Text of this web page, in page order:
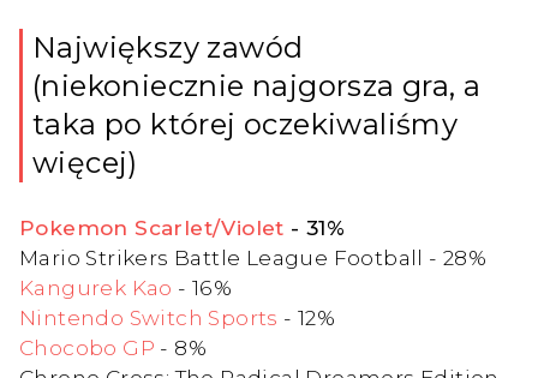
Największy zawód
(niekoniecznie najgorsza gra, a
taka po której oczekiwaliśmy
więcej)
Pokemon Scarlet/Violet - 31%
Mario Strikers Battle League Football - 28%
Kangurek Kao - 16%
Nintendo Switch Sports - 12%
Chocobo GP - 8%